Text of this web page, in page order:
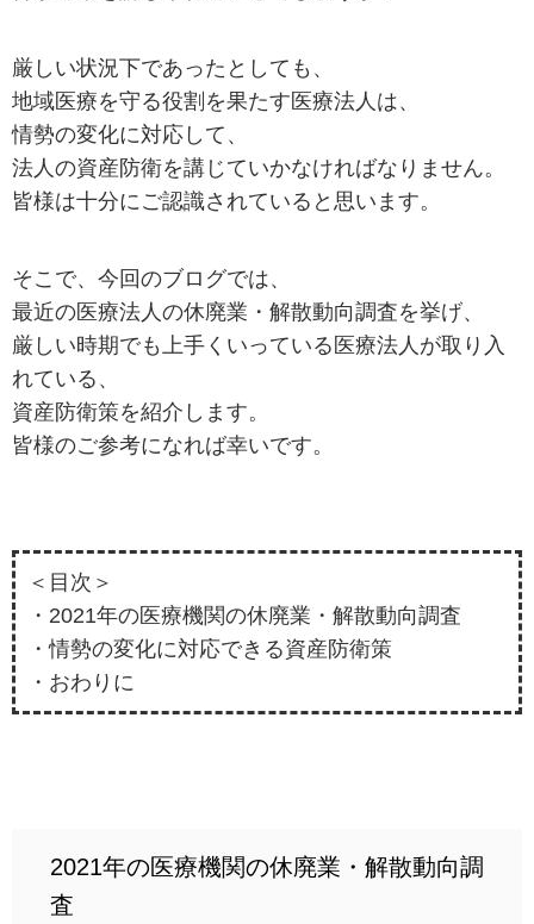
厳しい状況下であったとしても、
地域医療を守る役割を果たす医療法人は、
情勢の変化に対応して、
法人の資産防衛を講じていかなければなりません。
皆様は十分にご認識されていると思います。
そこで、今回のブログでは、
最近の医療法人の休廃業・解散動向調査を挙げ、
厳しい時期でも上手くいっている医療法人が取り入
れている、
資産防衛策を紹介します。
皆様のご参考になれば幸いです。
＜目次＞
・2021年の医療機関の休廃業・解散動向調査
・情勢の変化に対応できる資産防衛策
・おわりに
2021年の医療機関の休廃業・解散動向調
査